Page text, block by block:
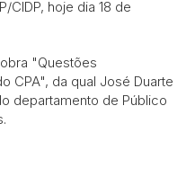
CIDP, hoje dia 18 de
"Questões
CPA", da qual José Duarte
departamento de Público